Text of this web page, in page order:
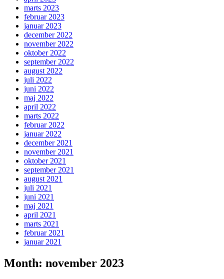
marts 2023
februar 2023
januar 2023
december 2022
november 2022
oktober 2022
september 2022
august 2022
juli 2022
juni 2022
maj 2022
april 2022
marts 2022
februar 2022
januar 2022
december 2021
november 2021
oktober 2021
september 2021
august 2021
juli 2021
juni 2021
maj 2021
april 2021
marts 2021
februar 2021
januar 2021
Month: november 2023